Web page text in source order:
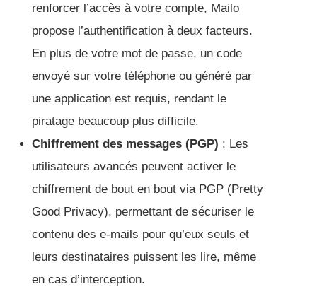
renforcer l’accès à votre compte, Mailo
propose l’authentification à deux facteurs.
En plus de votre mot de passe, un code
envoyé sur votre téléphone ou généré par
une application est requis, rendant le
piratage beaucoup plus difficile.
Chiffrement des messages (PGP) : Les
utilisateurs avancés peuvent activer le
chiffrement de bout en bout via PGP (Pretty
Good Privacy), permettant de sécuriser le
contenu des e-mails pour qu’eux seuls et
leurs destinataires puissent les lire, même
en cas d’interception.